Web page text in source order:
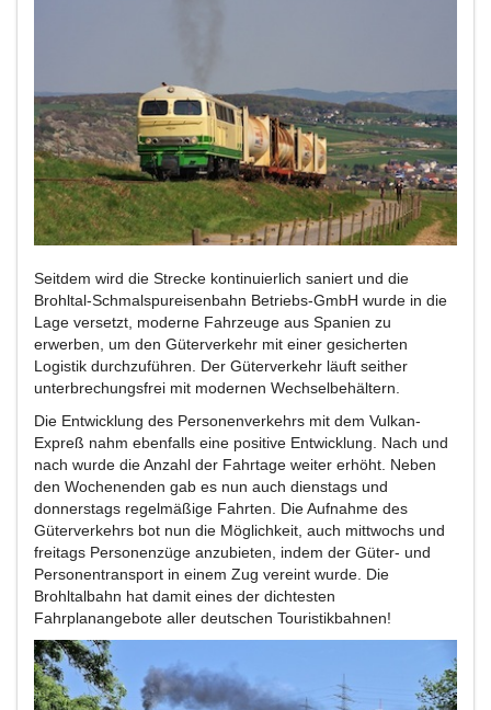
Seitdem wird die Strecke kontinuierlich saniert und die
Brohltal-Schmalspureisenbahn Betriebs-GmbH wurde in die
Lage versetzt, moderne Fahrzeuge aus Spanien zu
erwerben, um den Güterverkehr mit einer gesicherten
Logistik durchzuführen. Der Güterverkehr läuft seither
unterbrechungsfrei mit modernen Wechselbehältern.
Die Entwicklung des Personenverkehrs mit dem Vulkan-
Expreß nahm ebenfalls eine positive Entwicklung. Nach und
nach wurde die Anzahl der Fahrtage weiter erhöht. Neben
den Wochenenden gab es nun auch dienstags und
donnerstags regelmäßige Fahrten. Die Aufnahme des
Güterverkehrs bot nun die Möglichkeit, auch mittwochs und
freitags Personenzüge anzubieten, indem der Güter- und
Personentransport in einem Zug vereint wurde. Die
Brohltalbahn hat damit eines der dichtesten
Fahrplanangebote aller deutschen Touristikbahnen!